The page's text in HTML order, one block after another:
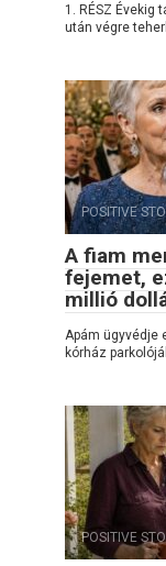
1. RÉSZ Évekig
után végre
POSITIVE
A fiam
fejemet,
millió
Apám ügyvédje
kórház
POSITIVE